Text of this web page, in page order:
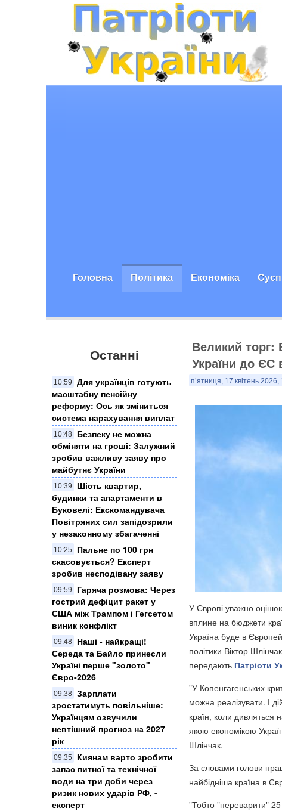
Головна Політика Економіка
Останні
10:59
Для українців готують
масштабну пенсійну
реформу: Ось як зміниться
система нарахування виплат
10:48
Безпеку не можна
обміняти на гроші: Залужний
зробив важливу заяву про
майбутнє України
10:39
Шість квартир,
будинки та апартаменти в
Буковелі: Екскомандувача
Повітряних сил запідозрили
у незаконному збагаченні
10:25
Пальне по 100 грн
скасовується? Експерт
зробив несподівану заяву
09:59
Гаряча розмова: Через
гострий дефіцит ракет у
США між Трампом і Гегсетом
виник конфлікт
09:48
Наші - найкращі!
Середа та Байло принесли
Україні перше "золото"
Євро-2026
09:38 Зарплати
зростатимуть повільніше:
Українцям озвучили
невтішний прогноз на 2027
рік
09:35
Киянам варто зробити
запас питної та технічної
води на три доби через
ризик нових ударів РФ, -
експерт
Великий торг:
України до ЄС
п’ятниця, 17 квітень 2026,
У Європі уважно
вплине на бюджети
Україна буде в
політики Віктор
передають Патріоти
"У Копенгагенських
можна реалізувати. І
країн, коли дивляться
якою економікою
Шлінчак.
За словами голови
найбідніша країна в
"Тобто "переварити"